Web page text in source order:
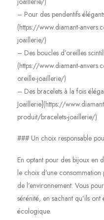
– Pour des pendentifs
(https://www.diamant-
joaillerie/)
– Des boucles d’oreilles
(https://www.diamant-
oreille-joaillerie/)
– Des bracelets à la fois
Joaillerie](https://
produit/bracelets-joaillerie/)
### Un choix responsable
En optant pour des bijoux en
le choix d’une consommation
de l’environnement. Vous
sérénité, en sachant qu’ils
écologique.